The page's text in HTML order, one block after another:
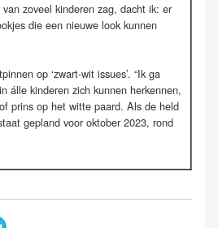
zoveel kinderen zag, dacht ik: er
die een nieuwe look kunnen
op ‘zwart-wit issues’. “Ik ga
álle kinderen zich kunnen herkennen,
prins op het witte paard. Als de held
gepland voor oktober 2023, rond